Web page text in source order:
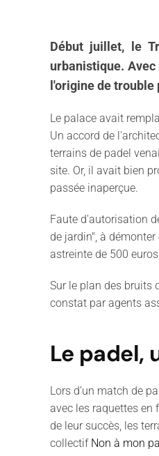
Début juillet, le
urbanistique.
l'origine de
Le palace avait
Un accord de
terrains de padel
site. Or, il avait bien
passée inaperçue.
Faute d'autorisation
de jardin", à
astreinte de 500
Sur le plan des bruits
constat par agents
Le padel,
Lors d’un match de
avec les raquettes en
de leur succès, les
collectif Non à mon